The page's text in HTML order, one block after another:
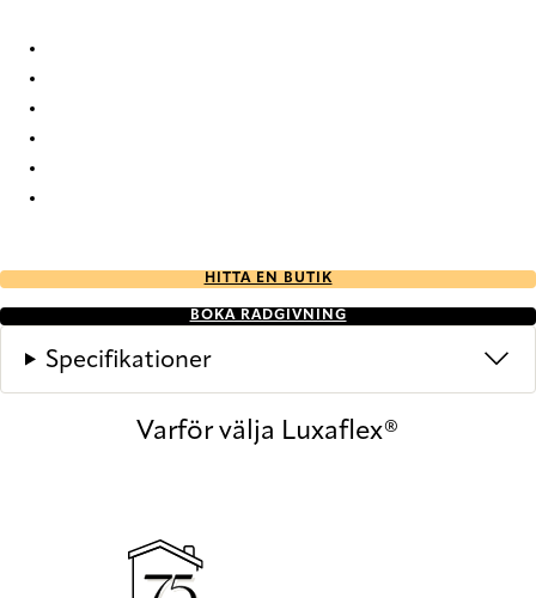
HITTA EN BUTIK
BOKA RÅDGIVNING
Specifikationer
Varför välja Luxaflex®